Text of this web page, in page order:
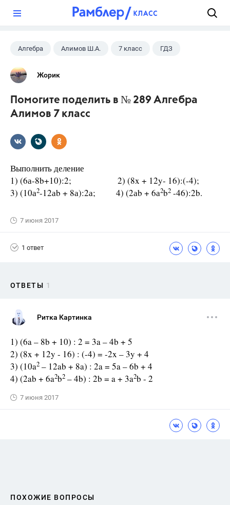
Алгебра Алимов Ш.А. 7 класс ГДЗ
Жорик
Помогите поделить в № 289 Алгебра
Алимов 7 класс
Выполнить деление
1) (6а-8b+10):2; 2) (8x + 12y- 16):(-4);
3) (10а2-12аb + 8а):2а; 4) (2аb + 6а2b2 -46):2b.
7 июня 2017
1 ответ
ОТВЕТЫ 1
Ритка Картинка
1) (6a – 8b + 10) : 2 = 3a – 4b + 5
2) (8x + 12y - 16) : (-4) = -2x – 3y + 4
3) (10a2 – 12ab + 8a) : 2a = 5a – 6b + 4
4) (2ab + 6a2b2 – 4b) : 2b = a + 3a2b - 2
7 июня 2017
ПОХОЖИЕ ВОПРОСЫ